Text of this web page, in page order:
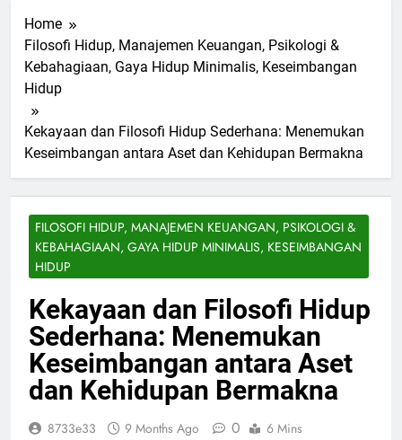
Home
Filosofi Hidup, Manajemen Keuangan, Psikologi &
Kebahagiaan, Gaya Hidup Minimalis, Keseimbangan
Hidup
Kekayaan dan Filosofi Hidup Sederhana: Menemukan
Keseimbangan antara Aset dan Kehidupan Bermakna
FILOSOFI HIDUP, MANAJEMEN KEUANGAN, PSIKOLOGI &
KEBAHAGIAAN, GAYA HIDUP MINIMALIS, KESEIMBANGAN
HIDUP
Kekayaan dan Filosofi Hidup
Sederhana: Menemukan
Keseimbangan antara Aset
dan Kehidupan Bermakna
8733e33 9 Months Ago 0 6 Mins